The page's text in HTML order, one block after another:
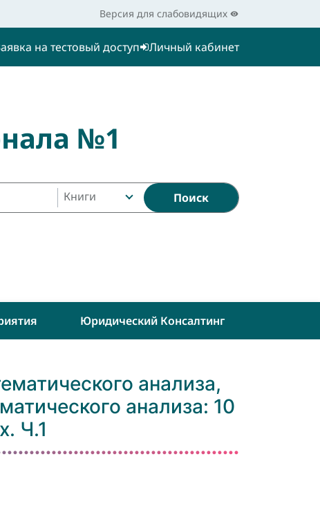
Версия для слабовидящих
на тестовый доступ Личный кабинет
№1
Книги Поиск
Юридический Консалтинг
анализа,
анализа: 10
Ч.1